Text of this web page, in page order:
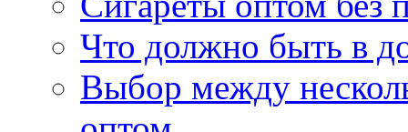
Что должно быть в
Выбор между